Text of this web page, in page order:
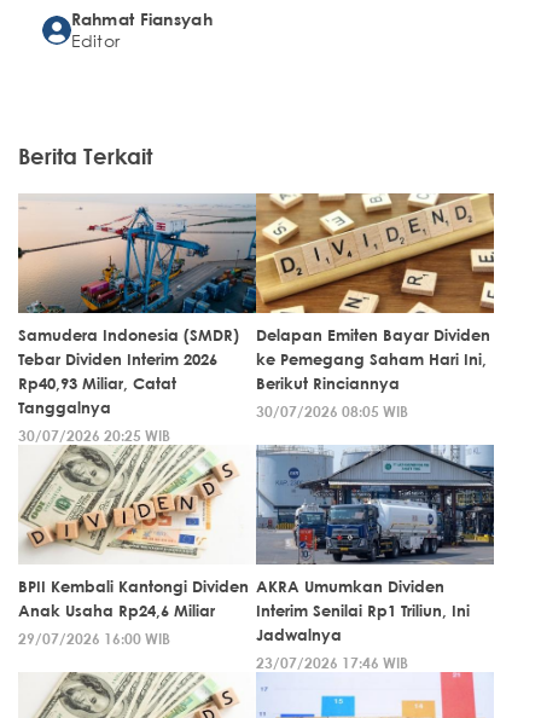
Rahmat Fiansyah
Editor
Berita Terkait
Samudera Indonesia (SMDR)
Tebar Dividen Interim 2026
Rp40,93 Miliar, Catat
Tanggalnya
30/07/2026 20:25 WIB
Delapan Emiten Bayar Dividen
ke Pemegang Saham Hari Ini,
Berikut Rinciannya
30/07/2026 08:05 WIB
BPII Kembali Kantongi Dividen
Anak Usaha Rp24,6 Miliar
29/07/2026 16:00 WIB
AKRA Umumkan Dividen
Interim Senilai Rp1 Triliun, Ini
Jadwalnya
23/07/2026 17:46 WIB